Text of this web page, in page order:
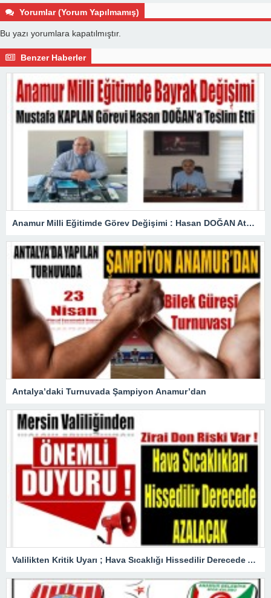
Yorumlar (Yorum Yapılmamış)
Bu yazı yorumlara kapatılmıştır.
Benzer Haberler
Anamur Milli Eğitimde Görev Değişimi : Hasan DOĞAN Atandı
Antalya’daki Turnuvada Şampiyon Anamur’dan
Valilikten Kritik Uyarı ; Hava Sıcaklığı Hissedilir Derecede Azalacak!